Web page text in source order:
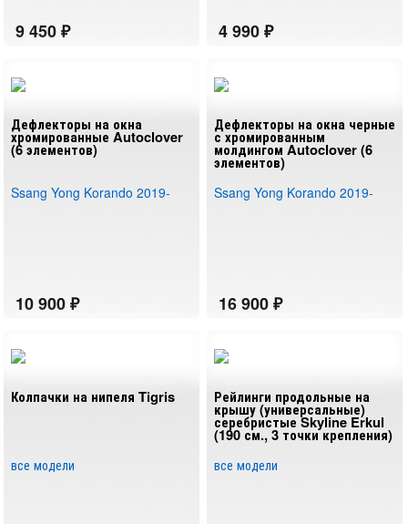
Дефлекторы на окна
хромированные Autoclover
(6 элементов)
Ssang Yong Korando 2019-
Дефлекторы на окна черные
с хромированным
молдингом Autoclover (6
элементов)
Ssang Yong Korando 2019-
Колпачки на нипеля Tigris
все модели
Рейлинги продольные на
крышу (универсальные)
серебристые Skyline Erkul
(190 см., 3 точки крепления)
все модели